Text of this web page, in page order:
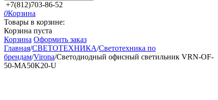
+7(812)703-86-52
0Корзина
Товары в корзине:
Корзина пуста
Корзина Оформить заказ
Главная/СВЕТОТЕХНИКА/Светотехника по
брендам/Virona/Светодиодный офисный светильник VRN-OF-
50-MA50K20-U